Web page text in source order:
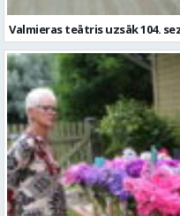
Valmieras teātris uzsāk 104.